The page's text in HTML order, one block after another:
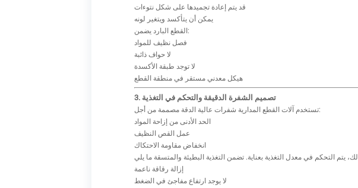
قد يتم إعادة تجميدها على شكل نتوءات
يمكن أن يتأكسد ويتغير لونه
القطع البارد يضمن:
فصل نظيف للمواد
لا حواف ذائبة
لا توجد طبقة الأكسدة
هيكل معدني مستقر في منطقة القطع
3. تصميم الشفرة الدقيقة والتحكم في التغذية
تستخدم آلات القطع المدارية شفرات عالية الدقة مصممة من أجل:
الحد الأدنى من إزاحة المواد
عمل القص النظيف
انخفاض مقاومة الاحتكاك
إزالة رقاقة ناعمة
لا يوجد ارتفاع مفاجئ في الضغط